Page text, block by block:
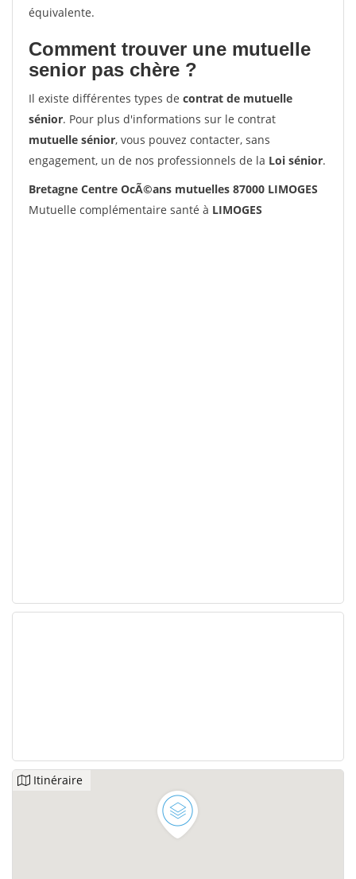
équivalente.
Comment trouver une mutuelle
senior pas chère ?
Il existe différentes types de contrat de mutuelle
sénior. Pour plus d'informations sur le contrat
mutuelle sénior, vous pouvez contacter, sans
engagement, un de nos professionnels de la Loi sénior.
Bretagne Centre OcÃ©ans mutuelles 87000 LIMOGES
Mutuelle complémentaire santé à LIMOGES
Itinéraire